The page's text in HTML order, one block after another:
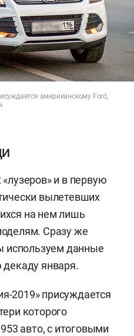
американскому Ford,
и в первую
вылетевших
на нем лишь
Сразу же
используем данные
января.
2019» присуждается
которого
авто, с итоговыми